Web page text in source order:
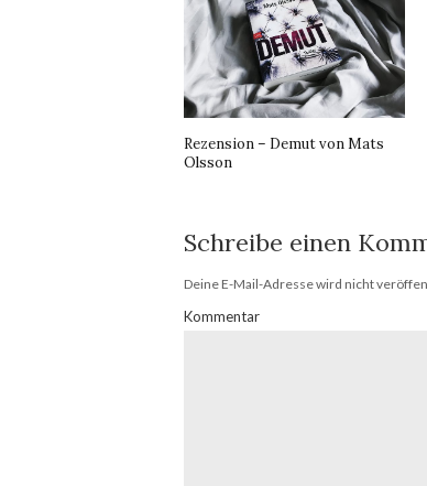
Rezension – Demut von Mats
Olsson
Schreibe einen
Deine E-Mail-Adresse wird nicht
Kommentar